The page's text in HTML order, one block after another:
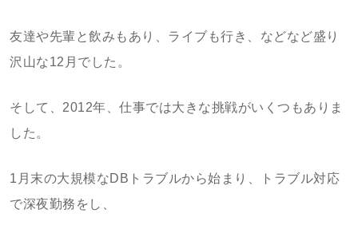
友達や先輩と飲みもあり、ライブも行き、などなど盛り
沢山な12月でした。
そして、2012年、仕事では大きな挑戦がいくつもありま
した。
1月末の大規模なDBトラブルから始まり、トラブル対応
で深夜勤務をし、